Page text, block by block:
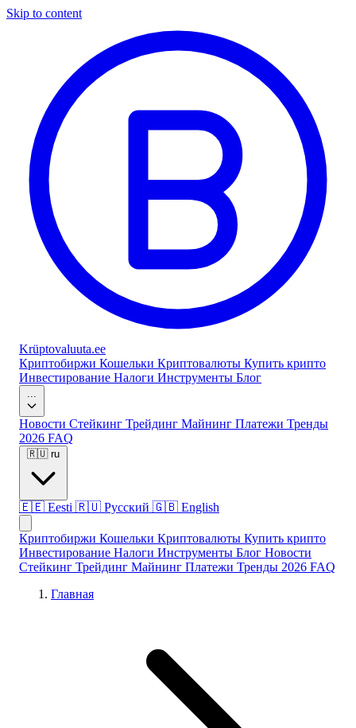
Skip to content
Krüptovaluuta.ee
Криптобиржи Кошельки Криптовалюты Купить крипто
Инвестирование Налоги Инструменты Блог
Новости Стейкинг Трейдинг Майнинг Платежи Тренды
2026 FAQ
🇷🇺 ru
🇪🇪 Eesti 🇷🇺 Русский 🇬🇧 English
Криптобиржи Кошельки Криптовалюты Купить крипто
Инвестирование Налоги Инструменты Блог Новости
Стейкинг Трейдинг Майнинг Платежи Тренды 2026 FAQ
Главная